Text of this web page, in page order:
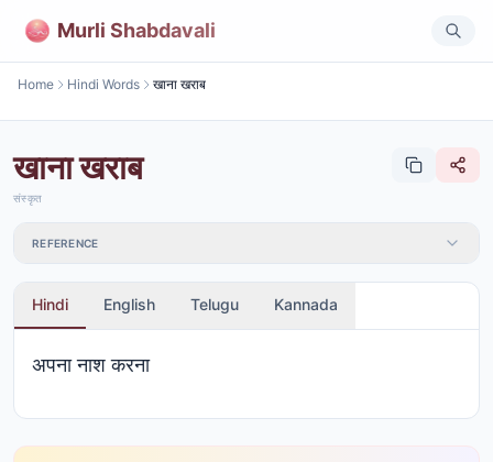
Murli Shabdavali
Home Hindi Words खाना खराब
खाना खराब
संस्कृत
REFERENCE
Hindi English Telugu Kannada
अपना नाश करना